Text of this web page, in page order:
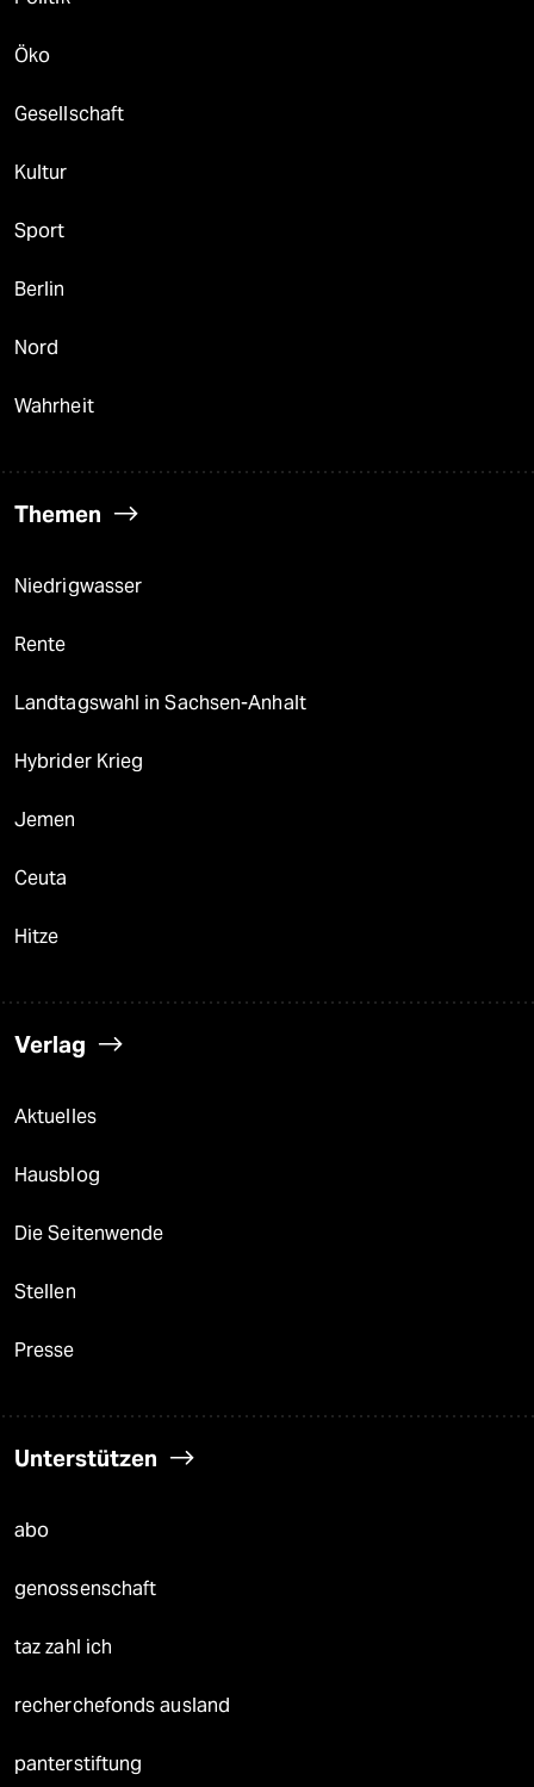
Öko
Gesellschaft
Kultur
Sport
Berlin
Nord
Wahrheit
Themen
Niedrigwasser
Rente
Landtagswahl in Sachsen-Anhalt
Hybrider Krieg
Jemen
Ceuta
Hitze
Verlag
Aktuelles
Hausblog
Die Seitenwende
Stellen
Presse
Unterstützen
abo
genossenschaft
taz zahl ich
recherchefonds ausland
panterstiftung